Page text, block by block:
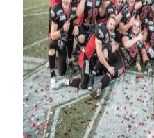
Tour de Francia
Mundial de Fórmula 1
Campeonato de Europa